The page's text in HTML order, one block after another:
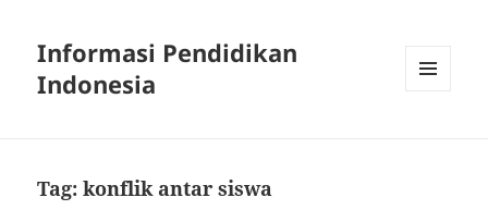
Informasi Pendidikan
Indonesia
Tag:konflik antar siswa